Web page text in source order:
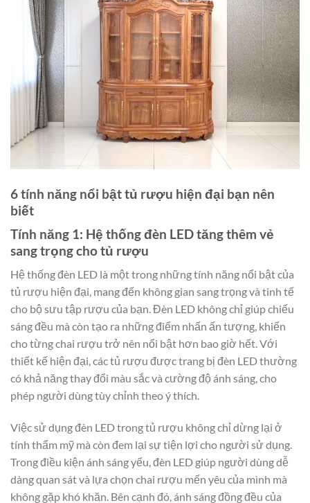
6 tính năng nổi bật tủ rượu hiện đại bạn nên
biết
Tính năng 1: Hệ thống đèn LED tăng thêm vẻ
sang trọng cho tủ rượu
Hệ thống đèn LED là một trong những tính năng nổi bật của
tủ rượu hiện đại, mang đến không gian sang trọng và tinh tế
cho bộ sưu tập rượu của bạn. Đèn LED không chỉ giúp chiếu
sáng đều mà còn tạo ra những điểm nhấn ấn tượng, khiến
cho từng chai rượu trở nên nổi bật hơn bao giờ hết. Với
thiết kế hiện đại, các tủ rượu được trang bị đèn LED thường
có khả năng thay đổi màu sắc và cường độ ánh sáng, cho
phép người dùng tùy chỉnh theo ý thích.
Việc sử dụng đèn LED trong tủ rượu không chỉ dừng lại ở
tính thẩm mỹ mà còn đem lại sự tiện lợi cho người sử dụng.
Trong điều kiện ánh sáng yếu, đèn LED giúp người dùng dễ
dàng quan sát và lựa chọn chai rượu mến yêu của mình mà
không gặp khó khăn. Bên cạnh đó, ánh sáng đồng đều của